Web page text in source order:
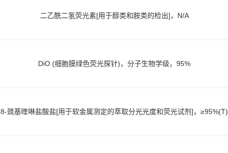
二乙酰二氢荧光素[用于醇类和胺类的检出]，N/A
DiO (细胞膜绿色荧光探针)，分子生物学级，95%
8-巯基喹啉盐酸盐[用于软金属测定的萃取分光光度和荧光试剂]，≥95%(T)